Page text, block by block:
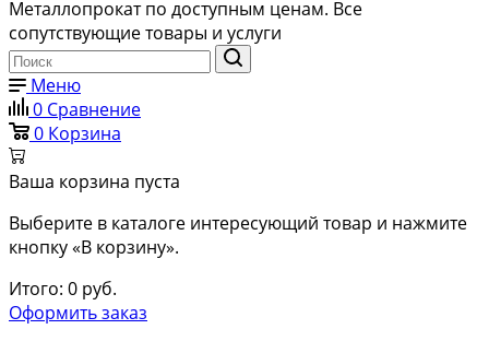
Металлопрокат по доступным ценам. Все
сопутствующие товары и услуги
Меню
0 Сравнение
0 Корзина
Ваша корзина пуста
Выберите в каталоге интересующий товар и нажмите
кнопку «В корзину».
Итого: 0 руб.
Оформить заказ